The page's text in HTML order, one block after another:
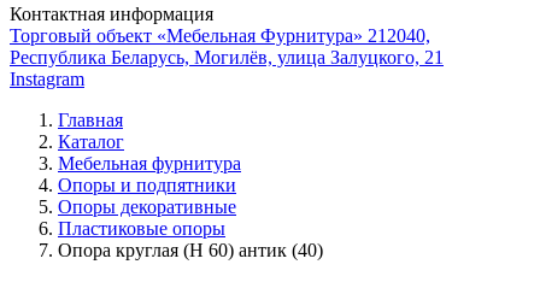
Контактная информация
Торговый объект «Мебельная Фурнитура» 212040,
Республика Беларусь, Могилёв, улица Залуцкого, 21
Instagram
Главная
Каталог
Мебельная фурнитура
Опоры и подпятники
Опоры декоративные
Пластиковые опоры
Опора круглая (Н 60) антик (40)